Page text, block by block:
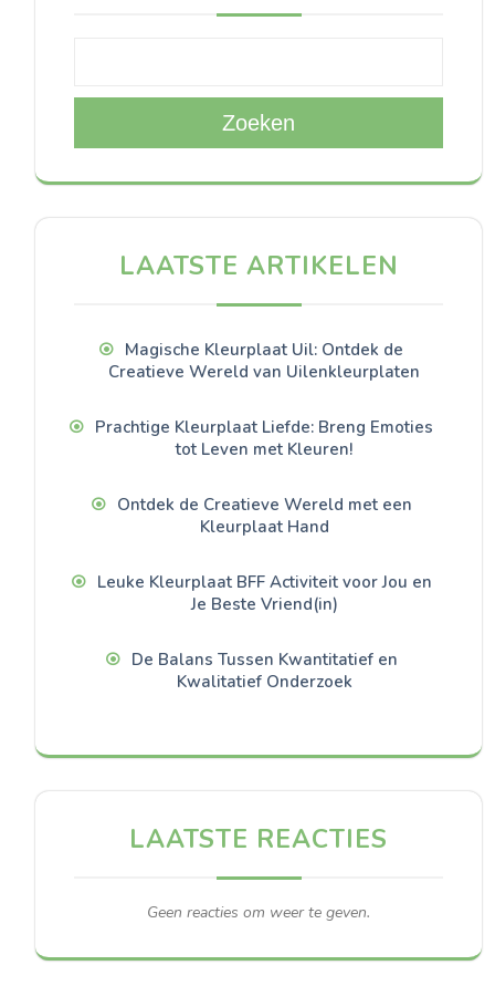
Zoeken
LAATSTE ARTIKELEN
Magische Kleurplaat Uil: Ontdek de
Creatieve Wereld van Uilenkleurplaten
Prachtige Kleurplaat Liefde: Breng Emoties
tot Leven met Kleuren!
Ontdek de Creatieve Wereld met een
Kleurplaat Hand
Leuke Kleurplaat BFF Activiteit voor Jou en
Je Beste Vriend(in)
De Balans Tussen Kwantitatief en
Kwalitatief Onderzoek
LAATSTE REACTIES
Geen reacties om weer te geven.